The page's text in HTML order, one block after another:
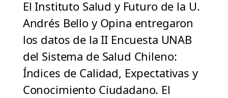
El Instituto Salud y Futuro de la U.
Andrés Bello y Opina entregaron
los datos de la II Encuesta UNAB
del Sistema de Salud Chileno:
Índices de Calidad, Expectativas y
Conocimiento Ciudadano. El